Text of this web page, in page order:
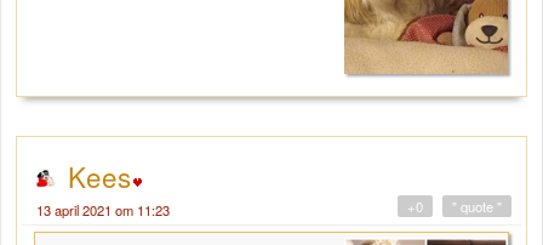
Kees
13 april 2021 om 11:23 " quote "
+0